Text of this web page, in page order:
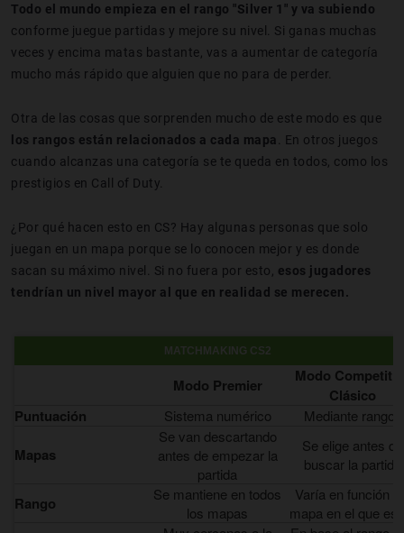
Todo el mundo empieza en el rango "Silver 1" y va subiendo
conforme juegue partidas y mejore su nivel. Si ganas muchas
veces y encima matas bastante, vas a aumentar de categoría
mucho más rápido que alguien que no para de perder.
Otra de las cosas que sorprenden mucho de este modo es que
los rangos están relacionados a cada mapa . En otros juegos
cuando alcanzas una categoría se te queda en todos, como los
prestigios en Call of Duty.
¿Por qué hacen esto en CS? Hay algunas personas que solo
juegan en un mapa porque se lo conocen mejor y es donde
sacan su máximo nivel. Si no fuera por esto, esos jugadores
tendrían un nivel mayor al que en realidad se merecen.
MATCHMAKING CS2
Modo Premier
Modo
Clásico
Puntuación
Sistema numérico Mediante rangos
Mapas
Se van descartando
antes de empezar la
partida
Se elige antes de
buscar la partida
Rango
Se mantiene en todos
los mapas
Varía en función
mapa en el que